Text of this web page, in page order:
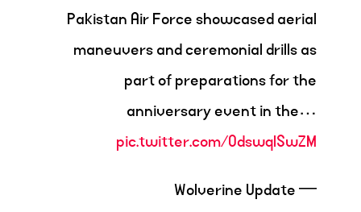
Pakistan Air Force showcased aerial
maneuvers and ceremonial drills as
part of preparations for the
anniversary event in the…
pic.twitter.com/OdswqlSwZM
— Wolverine Update